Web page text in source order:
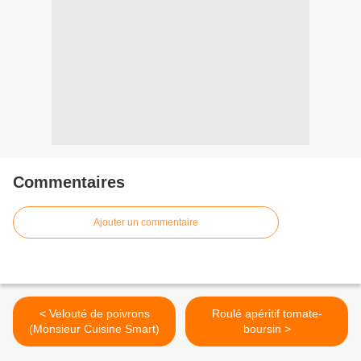
Commentaires
Ajouter un commentaire
< Velouté de poivrons
(Monsieur Cuisine Smart)
Roulé apéritif tomate-
boursin >